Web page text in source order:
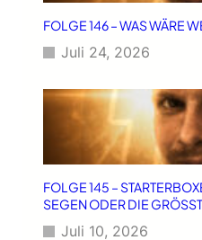
FOLGE 146 – WAS WÄRE
Juli 24, 2026
FOLGE 145 –
SEGEN ODER DIE
Juli 10, 2026